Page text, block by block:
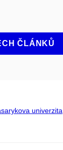
ČLÁNKŮ
univerzita